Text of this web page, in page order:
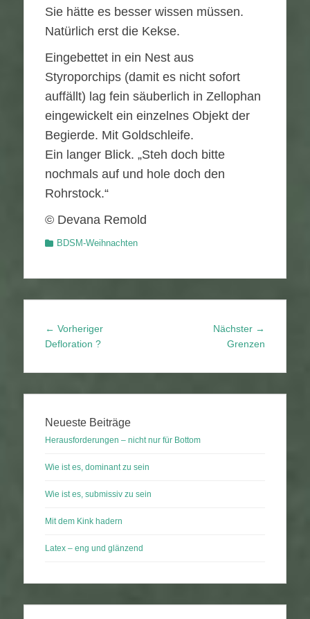
Sie hätte es besser wissen müssen.
Natürlich erst die Kekse.
Eingebettet in ein Nest aus
Styroporchips (damit es nicht sofort
auffällt) lag fein säuberlich in Zellophan
eingewickelt ein einzelnes Objekt der
Begierde. Mit Goldschleife.
Ein langer Blick. „Steh doch bitte
nochmals auf und hole doch den
Rohrstock.“
© Devana Remold
Kategorien
BDSM-Weihnachten
Beitragsnavigation
← VorherigerVorheriger
Defloration ?
Nächster →
Grenzen
Neueste Beiträge
Herausforderungen – nicht nur für Bottom
Wie ist es, dominant zu sein
Wie ist es, submissiv zu sein
Mit dem Kink hadern
Latex – eng und glänzend